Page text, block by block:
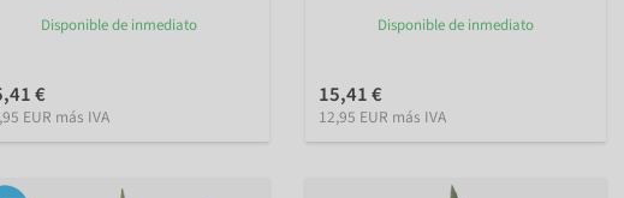
Disponible de inmediato
€
EUR más IVA
Disponible de inmediato
15,41 €
12,95 EUR más IVA